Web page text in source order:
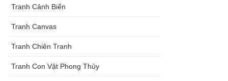
Tranh Cảnh Biển
Tranh Canvas
Tranh Chiên Tranh
Tranh Con Vật Phong Thủy